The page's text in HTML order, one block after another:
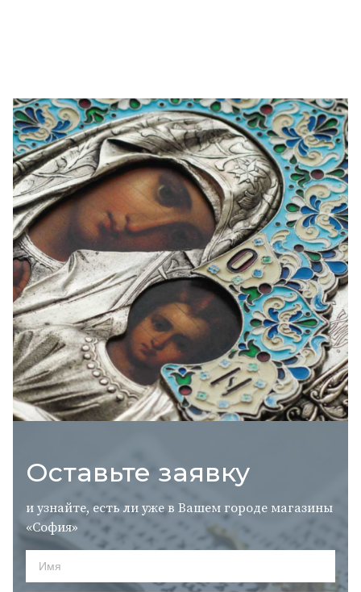
Оставьте заявку
и узнайте, есть ли уже в Вашем городе магазины
«София»